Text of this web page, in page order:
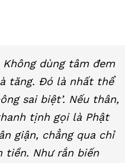
dùng tâm đem
tăng. Đó là nhất thể
sai biệt’. Nếu thân,
tịnh gọi là Phật
giận, chẳng qua chỉ
tiền. Như rắn biến